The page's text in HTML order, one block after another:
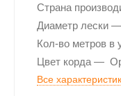
Страна
Диаметр лески
Кол-во метров в
Цвет корда
Все